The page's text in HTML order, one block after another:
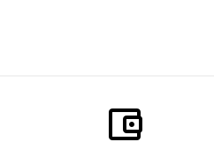
account_balance_wallet